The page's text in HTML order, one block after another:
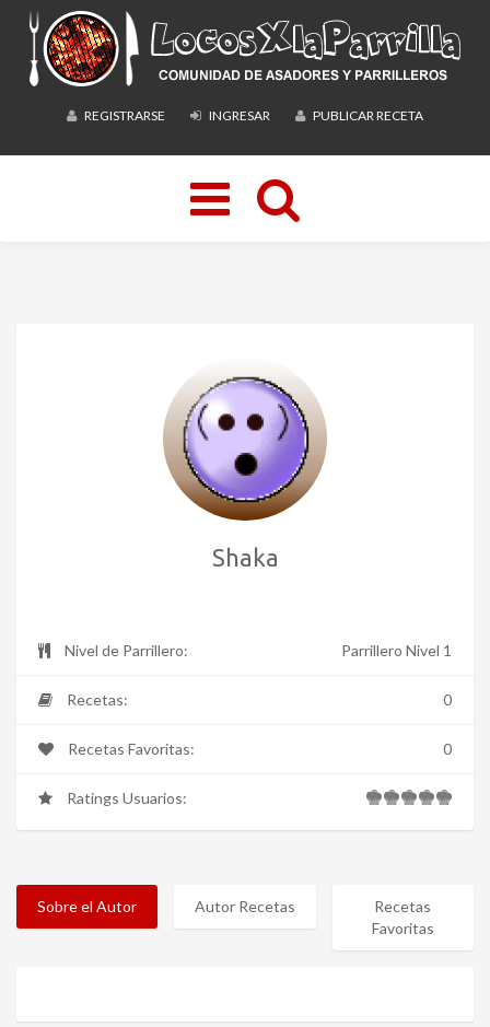
REGISTRARSE INGRESAR PUBLICAR RECETA
Toggle
navigation
Shaka
Nivel de Parrillero: Parrillero Nivel 1
Recetas: 0
Recetas Favoritas: 0
Ratings Usuarios:
Sobre el Autor Autor Recetas
Recetas
Favoritas